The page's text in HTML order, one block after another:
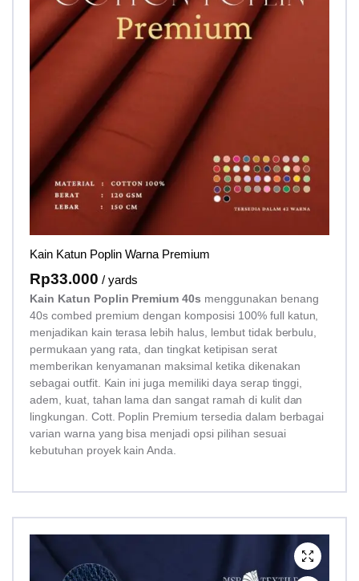
Kain Katun Poplin Warna Premium
Rp33.000 / yards
Kain Katun Poplin Premium 40s menggunakan benang
40s combed premium dengan komposisi 100% full katun,
menjadikan kain terasa lebih halus, lembut tidak berbulu,
permukaan yang rata, dan tingkat ketipisan serat
memberikan kenyamanan maksimal ketika dikenakan
sebagai outfit. Kain ini juga memiliki daya serap tinggi,
adem, kuat, tahan lama dan sangat ramah di kulit dan
lingkungan. Cott. Poplin Premium tersedia dalam berbagai
varian warna yang bisa menjadi opsi pilihan sesuai
kebutuhan proyek kain Anda.